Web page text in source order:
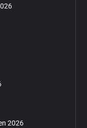
2026